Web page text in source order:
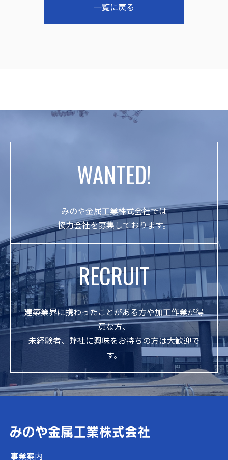
一覧に戻る
WANTED!
みのや金属工業株式会社では
協力会社を募集しております。
RECRUIT
建築業界に携わったことがある方や加工作業が得
意な方、
未経験者、弊社に興味をお持ちの方は大歓迎で
す。
事業案内